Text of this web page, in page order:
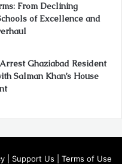
From Declining
of Excellence and
Ghaziabad Resident
Salman Khan’s House
| Support Us Terms of Use